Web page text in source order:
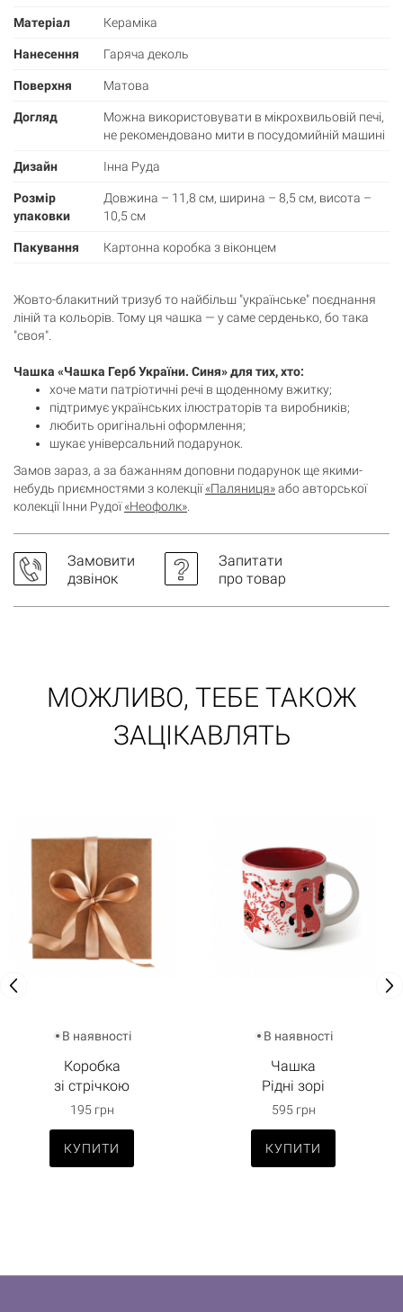
Матеріал Кераміка
Нанесення Гаряча деколь
Поверхня Матова
Догляд
Можна використовувати в мікрохвильовій печі,
не рекомендовано мити в посудомийній машині
Дизайн Інна Руда
Розмір
упаковки
Довжина – 11,8 см, ширина – 8,5 см, висота –
10,5 см
Пакування Картонна коробка з віконцем
Жовто-блакитний тризуб то найбільш "українське" поєднання
ліній та кольорів. Тому ця чашка — у саме серденько, бо така
"своя".
Чашка «Чашка Герб України. Синя» для тих, хто:
хоче мати патріотичні речі в щоденному вжитку;
підтримує українських ілюстраторів та виробників;
любить оригінальні оформлення;
шукає універсальний подарунок.
Замов зараз, а за бажанням доповни подарунок ще якими-
небудь приємностями з колекції«Паляниця»або авторської
колекції Інни Рудої«Неофолк».
Замовити
дзвінок
Запитати
про товар
МОЖЛИВО, ТЕБЕ ТАКОЖ
ЗАЦІКАВЛЯТЬ
В наявності
Коробка
зі стрічкою
195 грн
КУПИТИ
В наявності
Чашка
Рідні зорі
595 грн
КУПИТИ
Кошик0 товари
Кошик порожній